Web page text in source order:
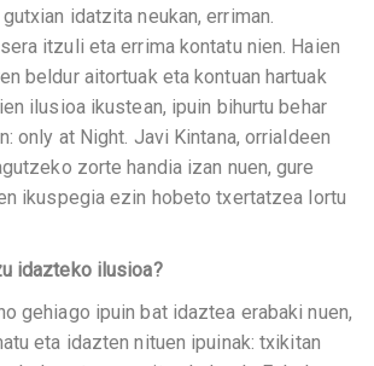
idatzita neukan, erriman.
itzuli eta errima kontatu nien. Haien
beldur aitortuak eta kontuan hartuak
ilusioa ikustean, ipuin bihurtu behar
only at Night. Javi Kintana, orrialdeen
zorte handia izan nuen, gure
ikuspegia ezin hobeto txertatzea lortu
idazteko ilusioa?
gehiago ipuin bat idaztea erabaki nuen,
eta idazten nituen ipuinak: txikitan